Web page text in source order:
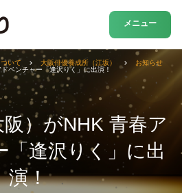
メニュー
）がNHK 青春ア
「逢沢りく」に出
演！
いて 大阪俳優養成所（江坂）
お知らせ
ベンチャー「逢沢りく」に出演！